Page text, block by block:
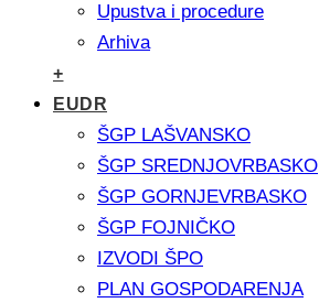
Upustva i procedure
Arhiva
+
EUDR
ŠGP LAŠVANSKO
ŠGP SREDNJOVRBASKO
ŠGP GORNJEVRBASKO
ŠGP FOJNIČKO
IZVODI ŠPO
PLAN GOSPODARENJA